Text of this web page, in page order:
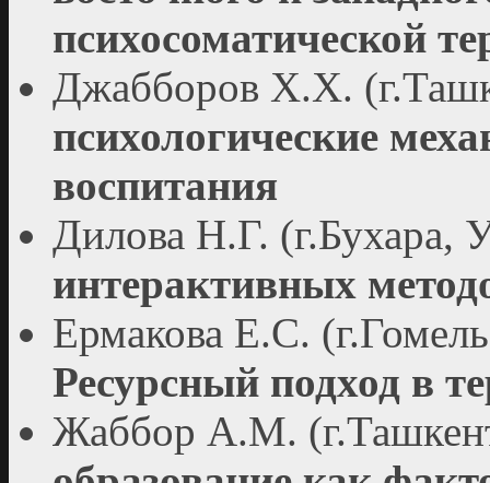
психосоматической
Джабборов Х.Х.
психологические
воспитания
Дилова Н.Г. (г.Бухара,
интерактивных
Ермакова Е.С.
Ресурсный подход в
Жаббор А.М.